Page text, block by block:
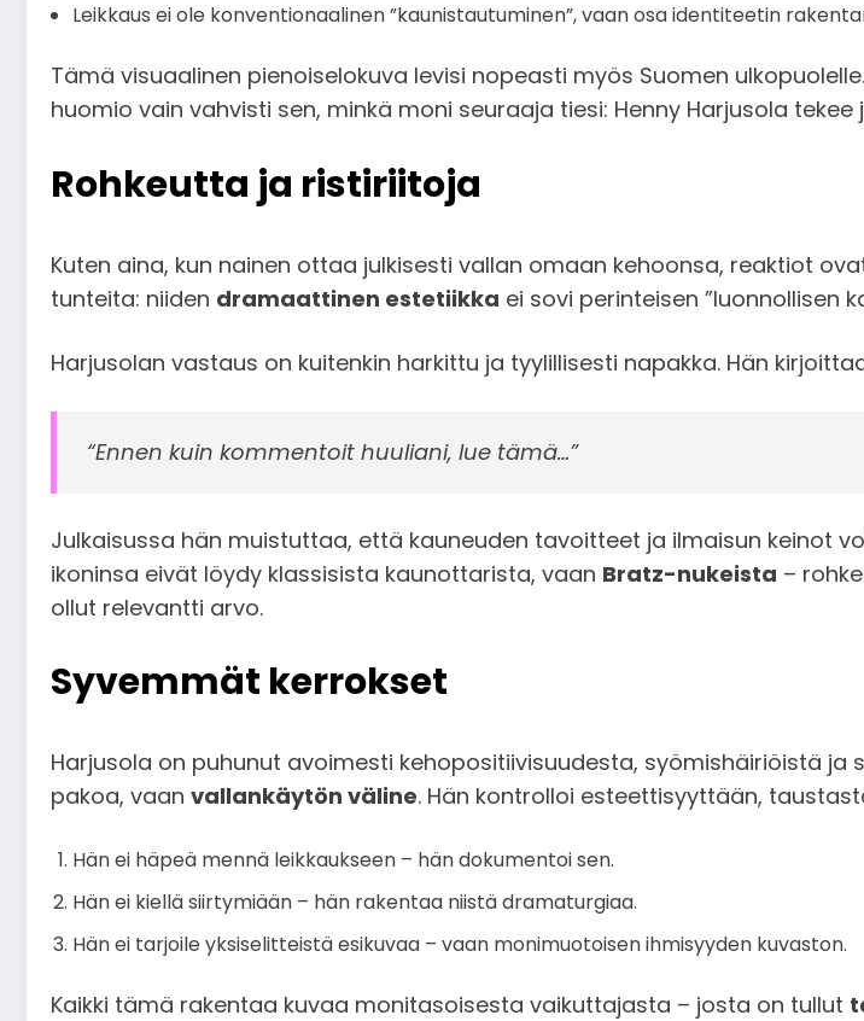
Leikkaus ei ole konventionaalinen ”kaunistautuminen”, vaan osa identiteetin
Tämä visuaalinen pienoiselokuva levisi nopeasti myös Suomen
huomio vain vahvisti sen, minkä moni seuraaja tiesi: Henny Harjusola tekee
Rohkeutta ja ristiriitoja
Kuten aina, kun nainen ottaa julkisesti vallan omaan kehoonsa, reaktiot
tunteita: niiden dramaattinen estetiikka ei sovi perinteisen ”luonnollisen
Harjusolan vastaus on kuitenkin harkittu ja tyylillisesti napakka. Hän
“Ennen kuin kommentoit huuliani, lue tämä…”
Julkaisussa hän muistuttaa, että kauneuden tavoitteet ja ilmaisun keinot
ikoninsa eivät löydy klassisista kaunottarista, vaan Bratz-nukeista –
ollut relevantti arvo.
Syvemmät kerrokset
Harjusola on puhunut avoimesti kehopositiivisuudesta, syömishäiriöistä
pakoa, vaan vallankäytön väline. Hän kontrolloi esteettisyyttään,
Hän ei häpeä mennä leikkaukseen – hän dokumentoi sen.
Hän ei kiellä siirtymiään – hän rakentaa niistä dramaturgiaa.
Hän ei tarjoile yksiselitteistä esikuvaa – vaan monimuotoisen ihmisyyden kuvaston.
Kaikki tämä rakentaa kuvaa monitasoisesta vaikuttajasta – josta on tullut